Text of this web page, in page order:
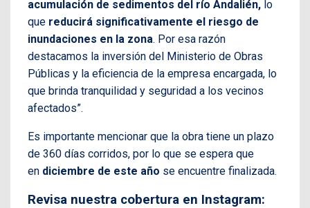
acumulación de sedimentos del río Andalién, lo
que reducirá significativamente el riesgo de
inundaciones en la zona. Por esa razón
destacamos la inversión del Ministerio de Obras
Públicas y la eficiencia de la empresa encargada, lo
que brinda tranquilidad y seguridad a los vecinos
afectados”.
Es importante mencionar que la obra tiene un plazo
de 360 días corridos, por lo que se espera que
en diciembre de este año se encuentre finalizada.
Revisa nuestra cobertura en Instagram: